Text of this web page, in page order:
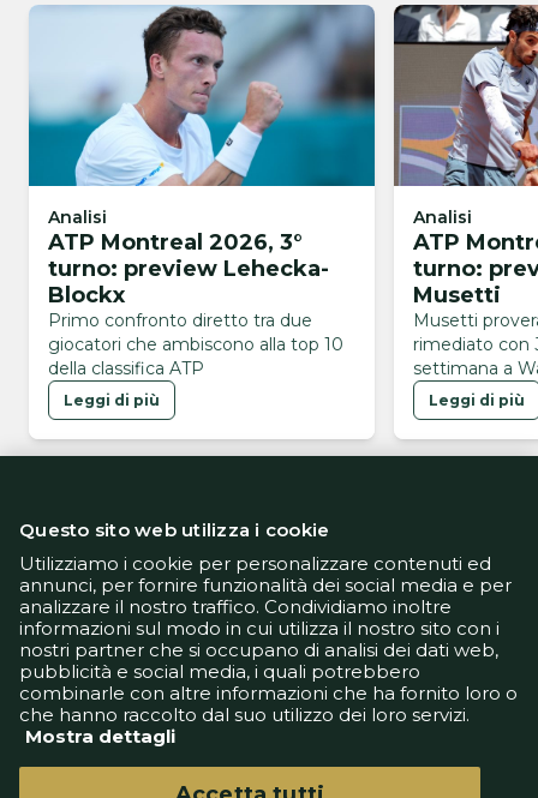
Analisi
ATP Montreal 2026, 3°
turno: preview Lehecka-
Blockx
Primo confronto diretto tra due
giocatori che ambiscono alla top 10
della classifica ATP
Leggi di più
Analisi
ATP
turno:
Musetti
Musetti
rimediato con
settimana a
Leggi di più
Informativa Privacy
Informativa Cookie
Tech App
Gestione preferenze
support@goldbetlive.it
Questo sito web utilizza i cookie
Utilizziamo i cookie per personalizzare contenuti ed
annunci, per fornire funzionalità dei social media e per
analizzare il nostro traffico. Condividiamo inoltre
informazioni sul modo in cui utilizza il nostro sito con i
nostri partner che si occupano di analisi dei dati web,
pubblicità e social media, i quali potrebbero
combinarle con altre informazioni che ha fornito loro o
che hanno raccolto dal suo utilizzo dei loro servizi.
Mostra dettagli